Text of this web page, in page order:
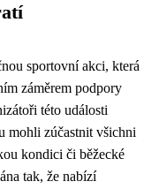
sportovní akci, která
záměrem podpory
této události
mohli zúčastnit všichni
kondici či běžecké
tak, že nabízí